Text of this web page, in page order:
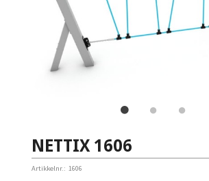
NETTIX 1606
Artikkelnr.: 1606